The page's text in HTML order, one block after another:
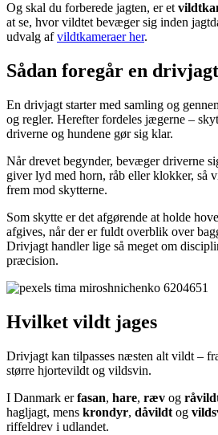
Og skal du forberede jagten, er et
at se, hvor vildtet bevæger sig inden
udvalg afvildtkameraer her.
Sådan foregår en drivjagt
En drivjagt starter med samling og
og regler. Herefter fordeles jægerne –
driverne og hundene gør sig klar.
Når drevet begynder, bevæger driverne
giver lyd med horn, råb eller klokker, så
frem mod skytterne.
Som skytte er det afgørende at holde
afgives, når der er fuldt overblik over
Drivjagt handler lige så meget om
præcision.
Hvilket vildt jages
Drivjagt kan tilpasses næsten alt vildt –
større hjortevildt og vildsvin.
I Danmark erfasan, hare, ræv og
hagljagt, mens krondyr, dåvildt og
riffeldrev i udlandet.